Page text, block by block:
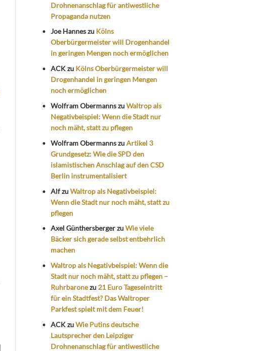
Drohnenanschlag für antiwestliche
Propaganda nutzen
Joe Hanneszu Kölns
Oberbürgermeister will Drogenhandel
in geringen Mengen noch ermöglichen
ACKzu Kölns Oberbürgermeister will
Drogenhandel in geringen Mengen
noch ermöglichen
Wolfram ObermannszuWaltrop als
Negativbeispiel: Wenn die Stadt nur
noch mäht, statt zu pflegen
Wolfram ObermannszuArtikel 3
Grundgesetz: Wie die SPD den
islamistischen Anschlag auf den CSD
Berlin instrumentalisiert
AlfzuWaltrop als Negativbeispiel:
Wenn die Stadt nur noch mäht, statt zu
pflegen
Axel GünthersbergerzuWie viele
Bäcker sich gerade selbst entbehrlich
machen
Waltrop als Negativbeispiel: Wenn die
Stadt nur noch mäht, statt zu pflegen –
Ruhrbaronezu 21 Euro Tageseintritt
für ein Stadtfest? Das Waltroper
Parkfest spielt mit dem Feuer!
ACKzuWie Putins deutsche
Lautsprecher den Leipziger
Drohnenanschlag für antiwestliche